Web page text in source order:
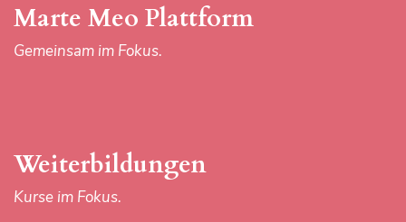
Neuigkeiten im Fokus.
Marte Meo austria & Team im Fokus.
Marte Meo Plattform
Gemeinsam im Fokus.
Weiterbildungen
Kurse im Fokus.